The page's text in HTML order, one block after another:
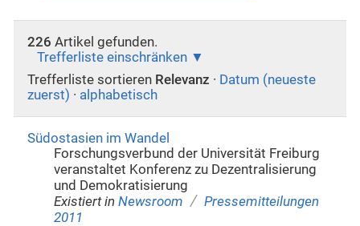
226 Artikel gefunden.
Trefferliste einschränken
Trefferliste sortieren Relevanz · Datum (neueste
zuerst) · alphabetisch
Südostasien im Wandel
Forschungsverbund der Universität Freiburg
veranstaltet Konferenz zu Dezentralisierung
und Demokratisierung
Existiert in Newsroom / Pressemitteilungen
2011